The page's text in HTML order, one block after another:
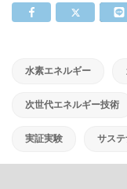
水素エネルギー
次世代エネルギー技術
実証実験 サス